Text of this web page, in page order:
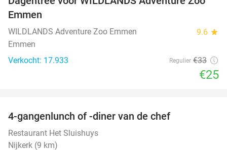
24%
Emmen
WILDLANDS Adventure Zoo Emmen 9.6 star
Emmen
Verkocht: 17.933
Regulier €33
€25
4-gangenlunch of -diner van de chef
Restaurant Het Sluishuys
Nijkerk (9 km)